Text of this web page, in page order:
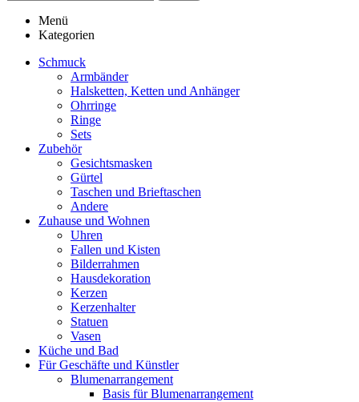
Menü
Kategorien
Schmuck
Armbänder
Halsketten, Ketten und Anhänger
Ohrringe
Ringe
Sets
Zubehör
Gesichtsmasken
Gürtel
Taschen und Brieftaschen
Andere
Zuhause und Wohnen
Uhren
Fallen und Kisten
Bilderrahmen
Hausdekoration
Kerzen
Kerzenhalter
Statuen
Vasen
Küche und Bad
Für Geschäfte und Künstler
Blumenarrangement
Basis für Blumenarrangement